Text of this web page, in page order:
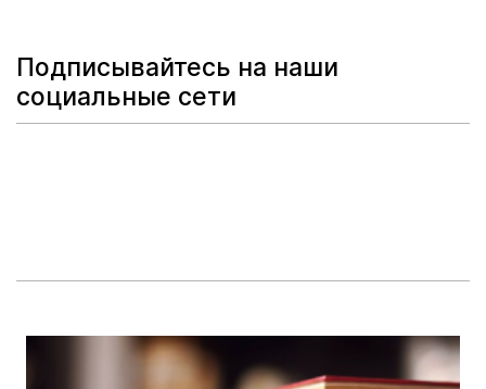
Подписывайтесь на наши
социальные сети